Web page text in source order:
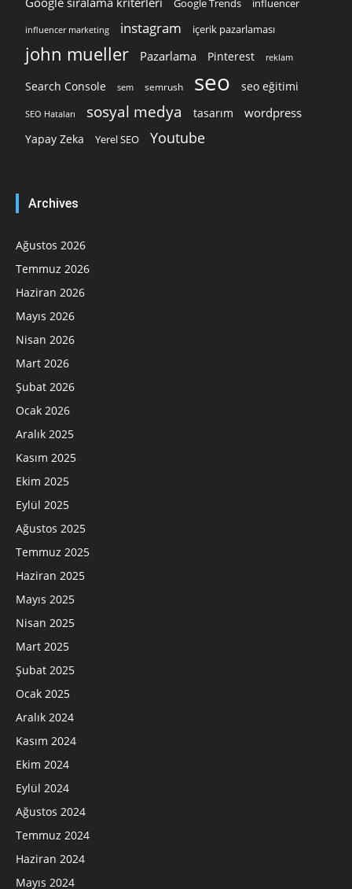
Google Trends influencer
influencer marketing instagram içerik pazarlaması
john mueller Pazarlama Pinterest reklam
Search Console sem semrush seo seo eğitimi
SEO Hataları sosyal medya tasarım wordpress
Yapay Zeka Yerel SEO Youtube
Archives
Ağustos 2026
Temmuz 2026
Haziran 2026
Mayıs 2026
Nisan 2026
Mart 2026
Şubat 2026
Ocak 2026
Aralık 2025
Kasım 2025
Ekim 2025
Eylül 2025
Ağustos 2025
Temmuz 2025
Haziran 2025
Mayıs 2025
Nisan 2025
Mart 2025
Şubat 2025
Ocak 2025
Aralık 2024
Kasım 2024
Ekim 2024
Eylül 2024
Ağustos 2024
Temmuz 2024
Haziran 2024
Mayıs 2024